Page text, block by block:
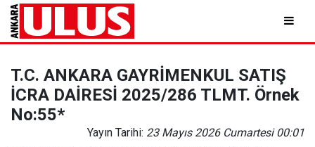
T.C. ANKARA GAYRİMENKUL SATIŞ
İCRA DAİRESİ 2025/286 TLMT. Örnek
No:55*
Yayın Tarihi: 23 Mayıs 2026 Cumartesi 00:01